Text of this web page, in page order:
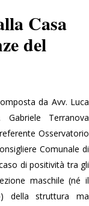
Casa
del
da Avv. Luca
Terranova
Osservatorio
Comunale di
di positività tra gli
maschile (né il
della struttura ma